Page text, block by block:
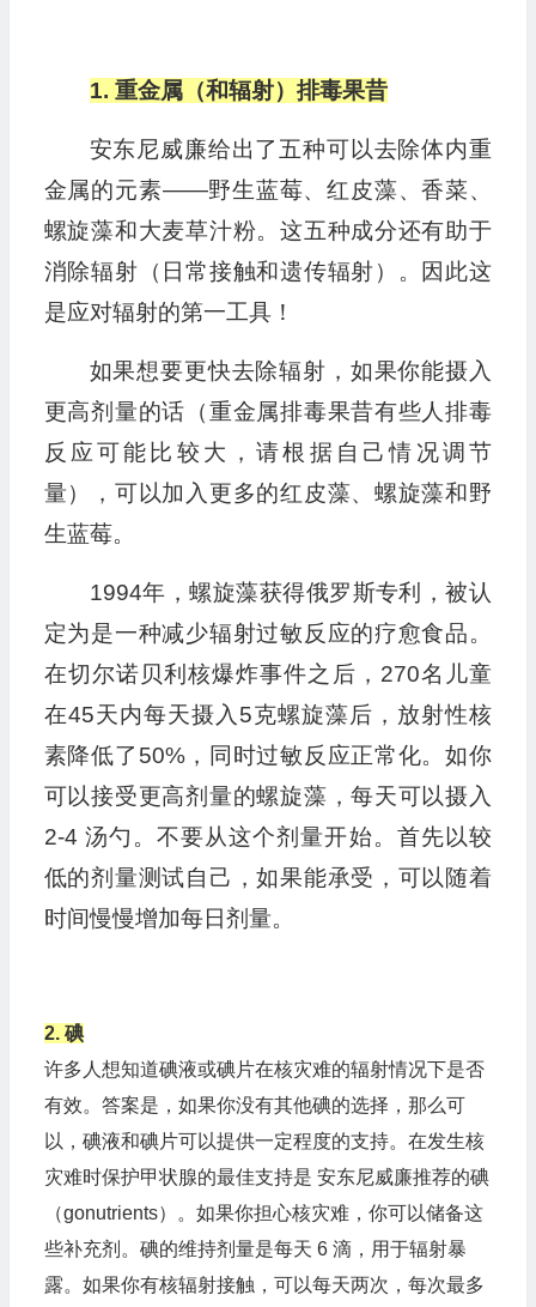
1. 重金属（和辐射）排毒果昔
安东尼威廉给出了五种可以去除体内重
金属的元素——野生蓝莓、红皮藻、香菜、
螺旋藻和大麦草汁粉。这五种成分还有助于
消除辐射（日常接触和遗传辐射）。因此这
是应对辐射的第一工具！
如果想要更快去除辐射，如果你能摄入
更高剂量的话（重金属排毒果昔有些人排毒
反应可能比较大，请根据自己情况调节
量），可以加入更多的红皮藻、螺旋藻和野
生蓝莓。
1994年，螺旋藻获得俄罗斯专利，被认
定为是一种减少辐射过敏反应的疗愈食品。
在切尔诺贝利核爆炸事件之后，270名儿童
在45天内每天摄入5克螺旋藻后，放射性核
素降低了50%，同时过敏反应正常化。如你
可以接受更高剂量的螺旋藻，每天可以摄入
2-4 汤勺。不要从这个剂量开始。首先以较
低的剂量测试自己，如果能承受，可以随着
时间慢慢增加每日剂量。
2. 碘
许多人想知道碘液或碘片在核灾难的辐射情况下是否
有效。答案是，如果你没有其他碘的选择，那么可
以，碘液和碘片可以提供一定程度的支持。在发生核
灾难时保护甲状腺的最佳支持是 安东尼威廉推荐的碘
（gonutrients）。如果你担心核灾难，你可以储备这
些补充剂。碘的维持剂量是每天 6 滴，用于辐射暴
露。如果你有核辐射接触，可以每天两次，每次最多